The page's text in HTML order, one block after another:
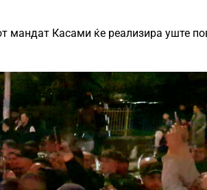
мандат Касами ќе реализира уште